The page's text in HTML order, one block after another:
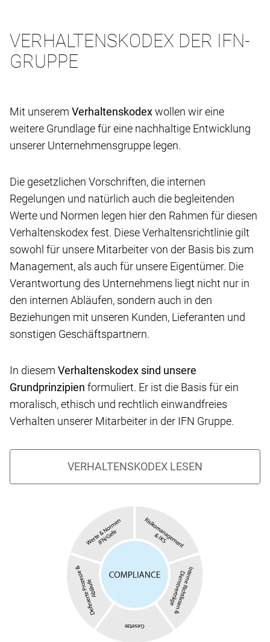
VERHALTENSKODEX DER IFN-
GRUPPE
Mit unserem Verhaltenskodexwollen wir eine
weitere Grundlage für eine nachhaltige Entwicklung
unserer Unternehmensgruppe legen.
Die gesetzlichen Vorschriften, die internen
Regelungen und natürlich auch die begleitenden
Werte und Normen legen hier den Rahmen für diesen
Verhaltenskodex fest. Diese Verhaltensrichtlinie gilt
sowohl für unsere Mitarbeiter von der Basis bis zum
Management, als auch für unsere Eigentümer. Die
Verantwortung des Unternehmens liegt nicht nur in
den internen Abläufen, sondern auch in den
Beziehungen mit unseren Kunden, Lieferanten und
sonstigen Geschäftspartnern.
In diesem Verhaltenskodex sind unsere
Grundprinzipien formuliert. Er ist die Basis für ein
moralisch, ethisch und rechtlich einwandfreies
Verhalten unserer Mitarbeiter in der IFN Gruppe.